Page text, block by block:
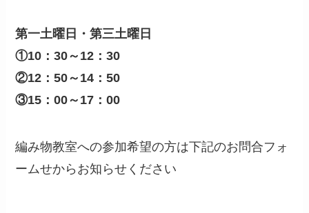
第一土曜日・第三土曜日
①10：30～12：30
②12：50～14：50
③15：00～17：00
編み物教室への参加希望の方は下記のお問合フォ
ームせからお知らせください